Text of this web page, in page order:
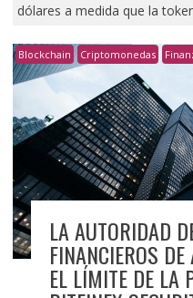
dólares a medida que la
Blockchain Criptomonedas
LA AUTORIDAD
FINANCIEROS
EL LÍMITE DE LA